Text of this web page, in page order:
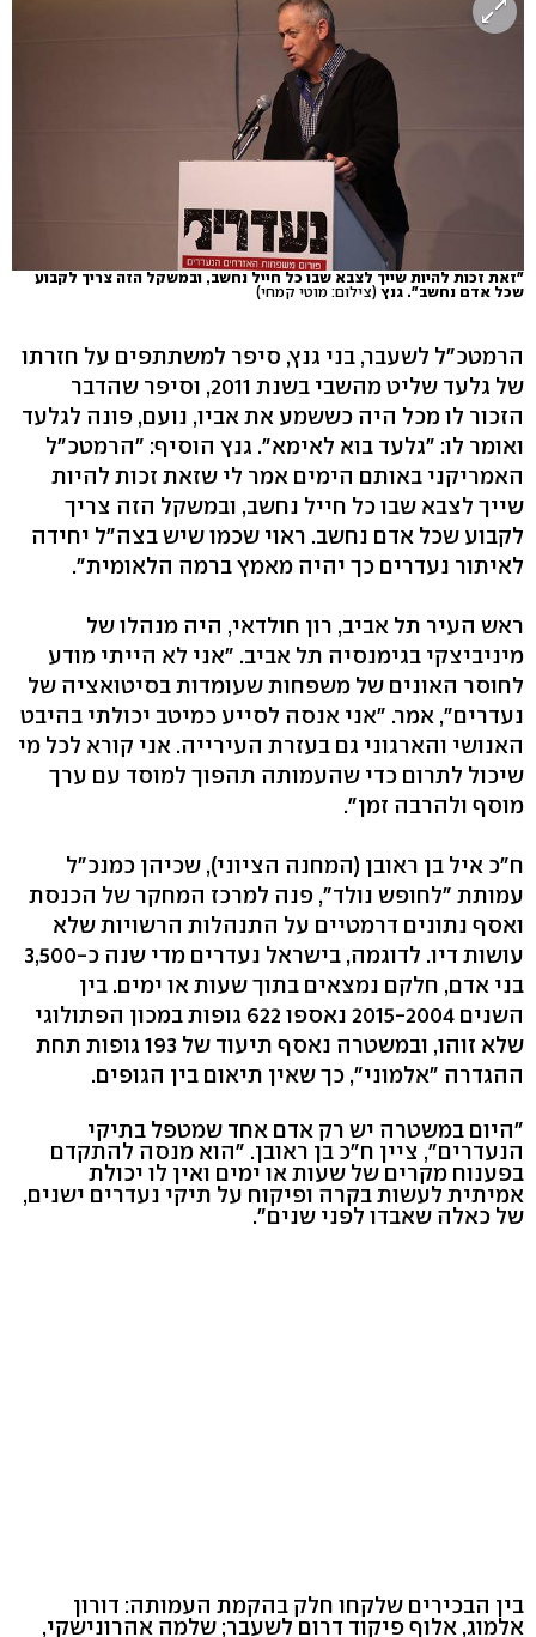
"זאת זכות להיות שייך לצבא שבו כל חייל נחשב, ובמשקל הזה צריך לקבוע
שכל אדם נחשב". גנץ (צילום: מוטי קמחי)
הרמטכ"ל לשעבר, בני גנץ, סיפר למשתתפים על חזרתו
של גלעד שליט מהשבי בשנת 2011, וסיפר שהדבר
הזכור לו מכל היה כששמע את אביו, נועם, פונה לגלעד
ואומר לו: "גלעד בוא לאימא". גנץ הוסיף: "הרמטכ"ל
האמריקני באותם הימים אמר לי שזאת זכות להיות
שייך לצבא שבו כל חייל נחשב, ובמשקל הזה צריך
לקבוע שכל אדם נחשב. ראוי שכמו שיש בצה"ל יחידה
לאיתור נעדרים כך יהיה מאמץ ברמה הלאומית".
ראש העיר תל אביב, רון חולדאי, היה מנהלו של
מיניביצקי בגימנסיה תל אביב. "אני לא הייתי מודע
לחוסר האונים של משפחות שעומדות בסיטואציה של
נעדרים", אמר. "אני אנסה לסייע כמיטב יכולתי בהיבט
האנושי והארגוני גם בעזרת העירייה. אני קורא לכל מי
שיכול לתרום כדי שהעמותה תהפוך למוסד עם ערך
מוסף ולהרבה זמן".
ח"כ איל בן ראובן (המחנה הציוני), שכיהן כמנכ"ל
עמותת "לחופש נולד", פנה למרכז המחקר של הכנסת
ואסף נתונים דרמטיים על התנהלות הרשויות שלא
עושות דיו. לדוגמה, בישראל נעדרים מדי שנה כ-3,500
בני אדם, חלקם נמצאים בתוך שעות או ימים. בין
השנים 2015-2004 נאספו 622 גופות במכון הפתולוגי
שלא זוהו, ובמשטרה נאסף תיעוד של 193 גופות תחת
ההגדרה "אלמוני", כך שאין תיאום בין הגופים.
"היום במשטרה יש רק אדם אחד שמטפל בתיקי
הנעדרים", ציין ח"כ בן ראובן. "הוא מנסה להתקדם
בפענוח מקרים של שעות או ימים ואין לו יכולת
אמיתית לעשות בקרה ופיקוח על תיקי נעדרים ישנים,
של כאלה שאבדו לפני שנים".
בין הבכירים שלקחו חלק בהקמת העמותה: דורון
אלמוג, אלוף פיקוד דרום לשעבר; שלמה אהרונישקי,